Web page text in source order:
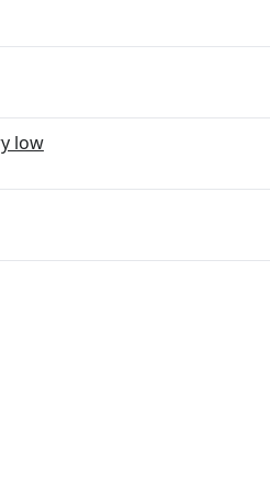
low